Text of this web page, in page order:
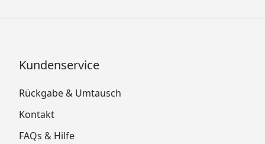
Kundenservice
Rückgabe & Umtausch
Kontakt
FAQs & Hilfe